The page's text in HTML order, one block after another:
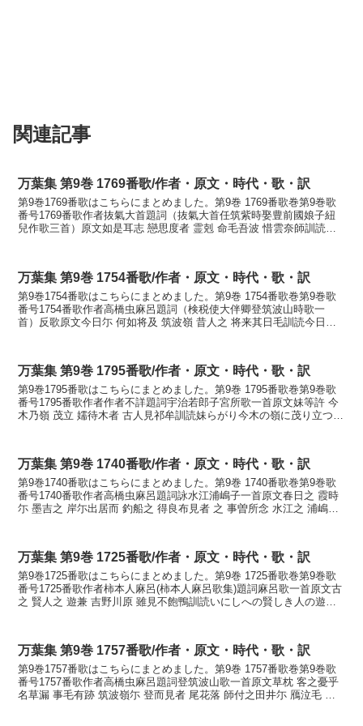
関連記事
万葉集 第9巻 1769番歌/作者・原文・時代・歌・訳
第9巻1769番歌はこちらにまとめました。第9巻 1769番歌巻第9巻歌
番号1769番歌作者抜氣大首題詞（抜氣大首任筑紫時娶豊前國娘子紐
兒作歌三首）原文如是耳志 戀思度者 霊剋 命毛吾波 惜雲奈師訓読か
万葉集 第9巻 1754番歌/作者・原文・時代・歌・訳
第9巻1754番歌はこちらにまとめました。第9巻 1754番歌巻第9巻歌
番号1754番歌作者高橋虫麻呂題詞（検税使大伴卿登筑波山時歌一
首）反歌原文今日尓 何如将及 筑波嶺 昔人之 将来其日毛訓読今日の
万葉集 第9巻 1795番歌/作者・原文・時代・歌・訳
第9巻1795番歌はこちらにまとめました。第9巻 1795番歌巻第9巻歌
番号1795番歌作者作者不詳題詞宇治若郎子宮所歌一首原文妹等許 今
木乃嶺 茂立 嬬待木者 古人見祁牟訓読妹らがり今木の嶺に茂り立つ嬬
万葉集 第9巻 1740番歌/作者・原文・時代・歌・訳
第9巻1740番歌はこちらにまとめました。第9巻 1740番歌巻第9巻歌
番号1740番歌作者高橋虫麻呂題詞詠水江浦嶋子一首原文春日之 霞時
尓 墨吉之 岸尓出居而 釣船之 得良布見者 之 事曽所念 水江之 浦嶋兒
万葉集 第9巻 1725番歌/作者・原文・時代・歌・訳
第9巻1725番歌はこちらにまとめました。第9巻 1725番歌巻第9巻歌
番号1725番歌作者柿本人麻呂(柿本人麻呂歌集)題詞麻呂歌一首原文古
之 賢人之 遊兼 吉野川原 雖見不飽鴨訓読いにしへの賢しき人の遊び
万葉集 第9巻 1757番歌/作者・原文・時代・歌・訳
第9巻1757番歌はこちらにまとめました。第9巻 1757番歌巻第9巻歌
番号1757番歌作者高橋虫麻呂題詞登筑波山歌一首原文草枕 客之憂乎
名草漏 事毛有跡 筑波嶺尓 登而見者 尾花落 師付之田井尓 鴈泣毛 寒